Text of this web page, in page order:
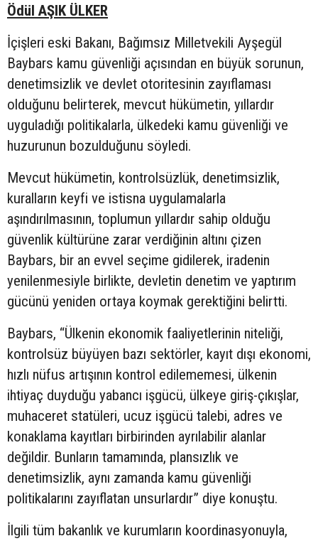
Ödül AŞIK ÜLKER
İçişleri eski Bakanı, Bağımsız Milletvekili Ayşegül
Baybars kamu güvenliği açısından en büyük sorunun,
denetimsizlik ve devlet otoritesinin zayıflaması
olduğunu belirterek, mevcut hükümetin, yıllardır
uyguladığı politikalarla, ülkedeki kamu güvenliği ve
huzurunun bozulduğunu söyledi.
Mevcut hükümetin, kontrolsüzlük, denetimsizlik,
kuralların keyfi ve istisna uygulamalarla
aşındırılmasının, toplumun yıllardır sahip olduğu
güvenlik kültürüne zarar verdiğinin altını çizen
Baybars, bir an evvel seçime gidilerek, iradenin
yenilenmesiyle birlikte, devletin denetim ve yaptırım
gücünü yeniden ortaya koymak gerektiğini belirtti.
Baybars, “Ülkenin ekonomik faaliyetlerinin niteliği,
kontrolsüz büyüyen bazı sektörler, kayıt dışı ekonomi,
hızlı nüfus artışının kontrol edilememesi, ülkenin
ihtiyaç duyduğu yabancı işgücü, ülkeye giriş-çıkışlar,
muhaceret statüleri, ucuz işgücü talebi, adres ve
konaklama kayıtları birbirinden ayrılabilir alanlar
değildir. Bunların tamamında, plansızlık ve
denetimsizlik, aynı zamanda kamu güvenliği
politikalarını zayıflatan unsurlardır” diye konuştu.
İlgili tüm bakanlık ve kurumların koordinasyonuyla,